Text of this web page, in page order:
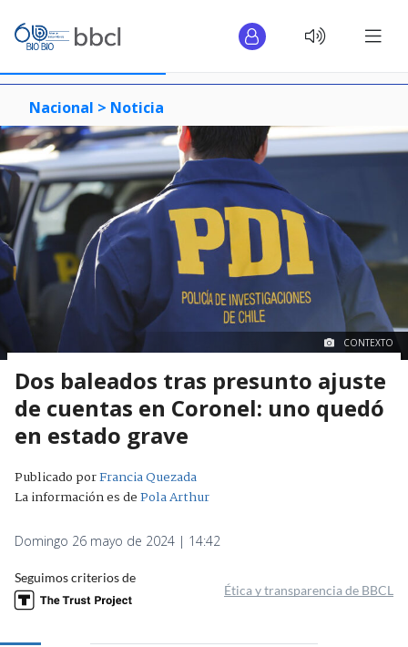
Nacional > Noticia
CONTEXTO
Dos baleados tras presunto ajuste
de cuentas en Coronel: uno quedó
en estado grave
Publicado porFrancia Quezada
La información es dePola Arthur
Domingo 26 mayo de 2024 | 14:42
Seguimos criterios de
Ética y transparencia de BBCL